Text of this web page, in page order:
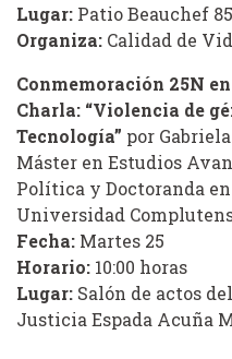
Lugar: Patio Beauchef
Organiza: Calidad de
Conmemoración 25N
Charla: “Violencia de
Tecnología” por
Máster en Estudios
Política y Doctoranda
Universidad
Fecha: Martes 25
Horario: 10:00 horas
Lugar: Salón de actos
Justicia Espada Acuña